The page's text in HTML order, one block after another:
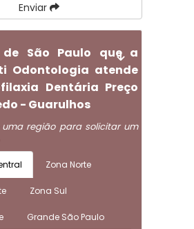
Enviar
de São Paulo que a
Odontologia atende
Dentária Preço
- Guarulhos
região para solicitar um
Zona Norte
Zona Sul
Grande São Paulo